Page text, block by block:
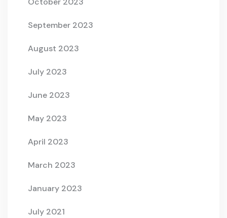
September 2023
August 2023
July 2023
June 2023
May 2023
April 2023
March 2023
January 2023
July 2021